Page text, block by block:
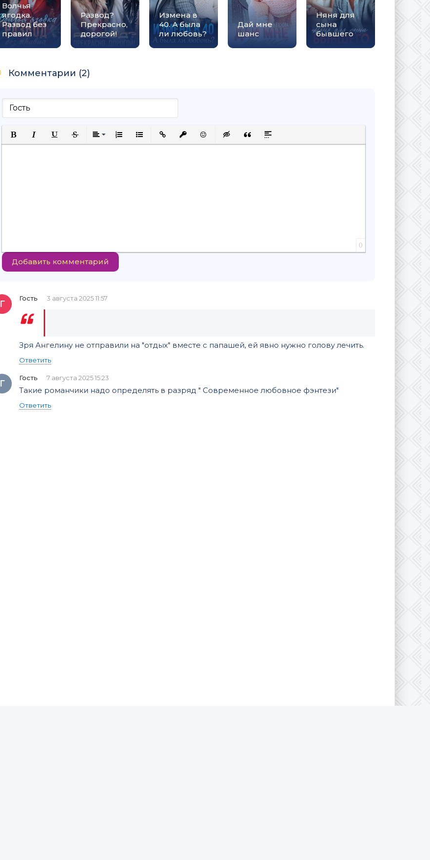
Волчья
ягодка.
Развод без
правил
Развод?
Прекрасно,
дорогой!
Измена в
40. А была
ли любовь?
Дай мне
шанс
Няня для
сына
бывшего
Комментарии (2)
Полужирный
КурсивПодчеркнутый
ЗачеркнутыйВыравнивание
Нумерованный список
Маркированный список
Вставить ссылку
Вставить защищенную ссылку
Вставить смайлик
Вставка скрытого текста
Вставка цитаты
Вставка спойлера
0
Добавить комментарий
Г
Гость 3 августа 2025 11:57
Зря Ангелину не отправили на "отдых" вместе с папашей, ей явно нужно голову лечить.
Ответить
Г
Гость 7 августа 2025 15:23
Такие романчики надо определять в разряд " Современное любовное фэнтези"
Ответить